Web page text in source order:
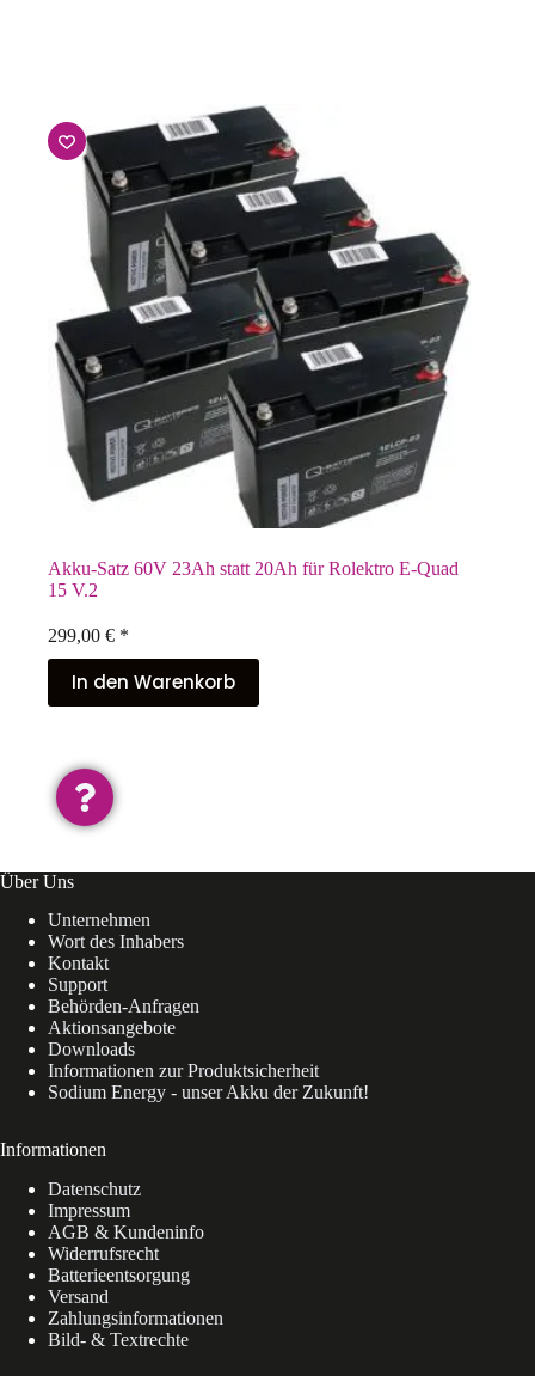
Akku-Satz 60V 23Ah statt 20Ah für Rolektro E-Quad
15 V.2
299,00 € *
In den Warenkorb
Über Uns
Unternehmen
Wort des Inhabers
Kontakt
Support
Behörden-Anfragen
Aktionsangebote
Downloads
Informationen zur Produktsicherheit
Sodium Energy - unser Akku der Zukunft!
Informationen
Datenschutz
Impressum
AGB & Kundeninfo
Widerrufsrecht
Batterieentsorgung
Versand
Zahlungsinformationen
Bild- & Textrechte